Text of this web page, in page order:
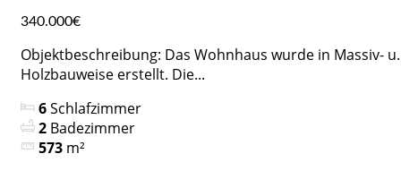
340.000€
Objektbeschreibung: Das Wohnhaus wurde in Massiv- u.
Holzbauweise erstellt. Die...
6Schlafzimmer
2 Badezimmer
573 m²